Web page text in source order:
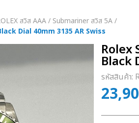
สวิส AAA/ Submariner สวิส 5A/
Dial 40mm 3135 AR Swiss
Black
รหัสสินค้า: